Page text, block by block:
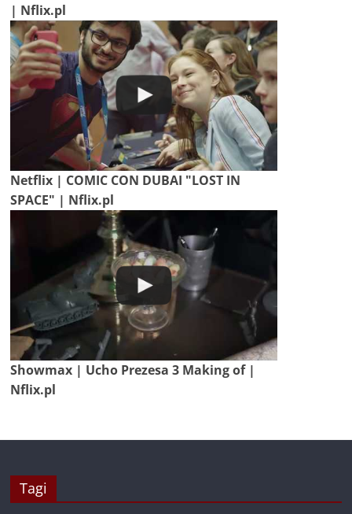
| Nflix.pl
Netflix | COMIC CON DUBAI "LOST IN
SPACE" | Nflix.pl
Showmax | Ucho Prezesa 3 Making of |
Nflix.pl
Tagi